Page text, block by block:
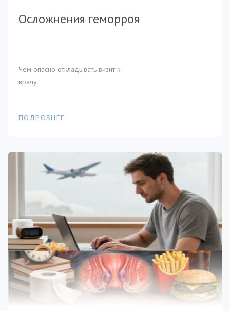
Осложнения геморроя
Чем опасно откладывать визит к
врачу
ПОДРОБНЕЕ